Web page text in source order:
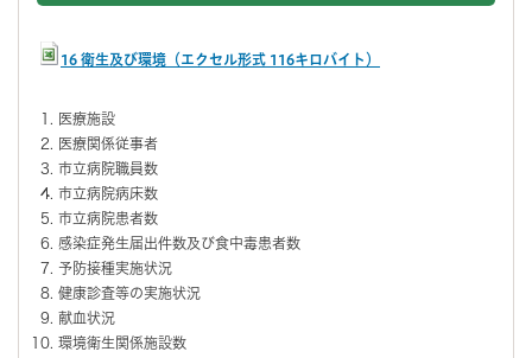
16 衛生及び環境（エクセル形式 116キロバイト）
医療施設
医療関係従事者
市立病院職員数
市立病院病床数
市立病院患者数
感染症発生届出件数及び食中毒患者数
予防接種実施状況
健康診査等の実施状況
献血状況
環境衛生関係施設数